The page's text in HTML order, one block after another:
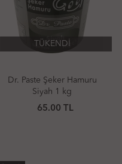
TÜKENDİ
Dr. Paste Şeker Hamuru
Siyah 1 kg
65.00 TL